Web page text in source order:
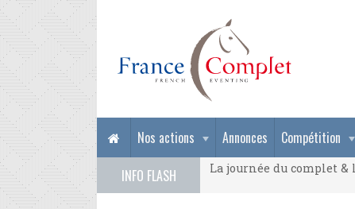
Nos actions Annonces Compétition
INFO FLASH
La journée du complet
La journée du complet